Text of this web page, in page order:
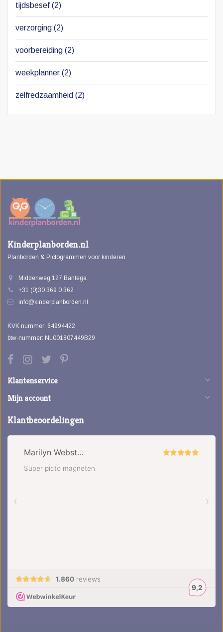
tijdsbesef (2)
verzorging (2)
voorbereiding (2)
weekplanner (2)
zelfredzaamheid (2)
Kinderplanborden.nl
Planborden & Pictogrammen voor kinderen
Middenweg 127 Bantega
+31 (0)30 369 0 362
info@kinderplanborden.nl
KVK nummer: 64994422
btw-nummer: NL001807449B29
Klantenservice
Mijn account
Klantbeoordelingen